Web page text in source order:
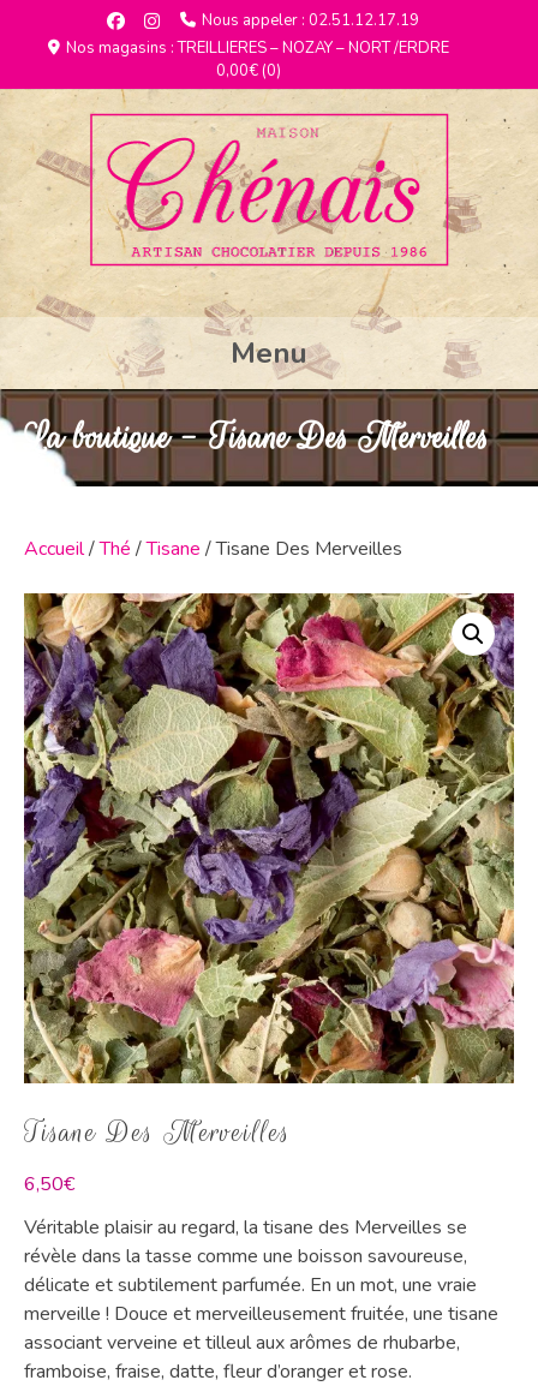
Nous appeler : 02.51.12.17.19
Nos magasins : TREILLIERES – NOZAY – NORT /ERDRE
0,00€(0)
Menu
La boutique - Tisane Des Merveilles
Accueil/Thé /Tisane / Tisane Des Merveilles
Tisane Des Merveilles
6,50€
Véritable plaisir au regard, la tisane des Merveilles se
révèle dans la tasse comme une boisson savoureuse,
délicate et subtilement parfumée. En un mot, une vraie
merveille ! Douce et merveilleusement fruitée, une tisane
associant verveine et tilleul aux arômes de rhubarbe,
framboise, fraise, datte, fleur d’oranger et rose.